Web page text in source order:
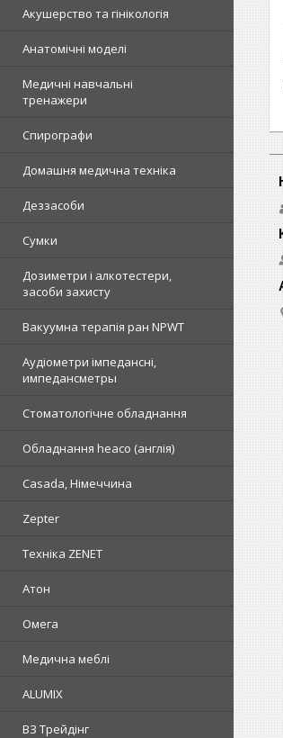
Акушерство та гінікологія
Анатомічні моделі
Медичні навчальні
тренажери
Спирографи
Домашня медична техніка
Деззасоби
Сумки
Дозиметри і алкотестери,
засоби захисту
Вакуумна терапія ран NPWT
Аудіометри імпедансні,
импедансметры
Стоматологічне обладнання
Обладнання heaco (англія)
Casada, Німеччина
Zepter
Техніка ZENET
Атон
Омега
Медична меблі
ALUMIX
ВЗ Трейдінг